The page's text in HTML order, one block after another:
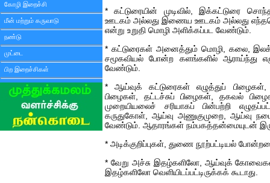
கோழி இறைச்சி
மீன் மற்றும் கருவாடு
நண்டு
முட்டை
பிற இறைச்சிகள்
* கட்டுரையின் முடிவில், இக்கட்டுரை
ஊடகம் அல்லது இணைய ஊடகம் அல்லது
என்று உறுதி மொழி அளிக்கப்பட வேண்டும்.
* கட்டுரைகள் அனைத்தும் மொழி, கலை,
சமூகவியல் போன்ற களங்களில் ஆராய்ந்து
வேண்டும்.
* ஆய்வுக் கட்டுரைகள் எழுத்துப்
பிழைகள், தட்டச்சுப் பிழைகள், தகவல்
முறையியலைச் சரியாகப் பின்பற்றி
கருதுகோள், ஆய்வு அணுகுமுறை, ஆய்வு
வேண்டும். ஆதாரங்கள் நம்பகத்தன்மையுடன்
* அடிக்குறிப்புகள், துணை நூற்பட்டியல்
* வேறு அச்சு இதழ்களிலோ, ஆய்வுக்
இதழ்களிலோ வெளியிடப்பட்டிருக்கக் கூடாது.